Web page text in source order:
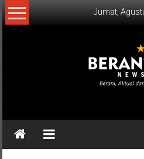
Lompat
ke
Jumat,
NEWS